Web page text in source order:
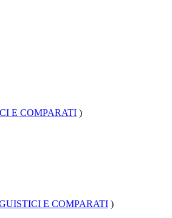
E COMPARATI )
E COMPARATI )